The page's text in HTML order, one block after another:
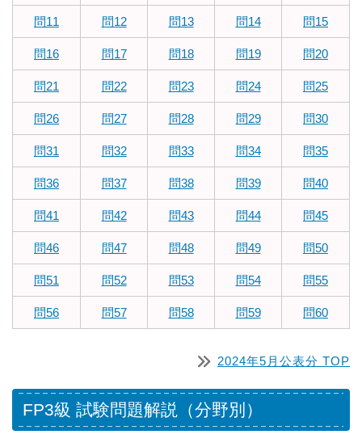
問11 問12 問13 問14 問15
問16 問17 問18 問19 問20
問21 問22 問23 問24 問25
問26 問27 問28 問29 問30
問31 問32 問33 問34 問35
問36 問37 問38 問39 問40
問41 問42 問43 問44 問45
問46 問47 問48 問49 問50
問51 問52 問53 問54 問55
問56 問57 問58 問59 問60
2024年5月公表分 TOP
FP3級 試験問題解説（分野別）